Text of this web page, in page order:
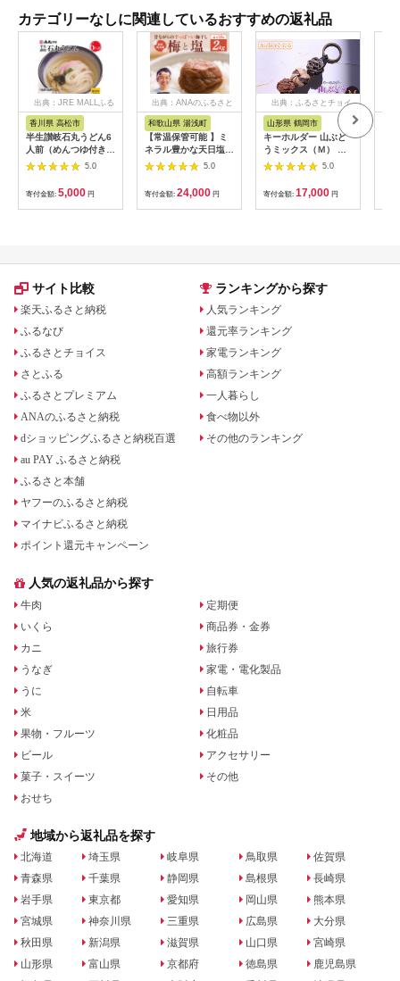
カテゴリーなしに関連しているおすすめの返礼品
出典：JRE MALLふる
さと納税
香川県 高松市
半生讃岐石丸うどん6
人前（めんつゆ付き）
麺300g×2袋
5.0
寄付金額: 5,000 円
出典：ANAのふるさと
和歌山県 湯浅町
【常温保管可能 】ミ
ネラル豊かな天日塩だ
けで漬けた無添加梅干
し2kg 梅ボーイズ｜
B201_EP6024
5.0
寄付金額: 24,000 円
出典：ふるさとチョイ
山形県 鶴岡市
キーホルダー 山ぶど
うミックス（Ｍ） 山
形県鶴岡市 アトリエ
かおる | 山葡萄 雑貨
キーホルダー ギフト
贈り物 お取り寄せ 返
礼品
5.0
寄付金額: 17,000 円
サイト比較
楽天ふるさと納税
ふるなび
ふるさとチョイス
さとふる
ふるさとプレミアム
ANAのふるさと納税
dショッピングふるさと納税百選
au PAY ふるさと納税
ふるさと本舗
ヤフーのふるさと納税
マイナビふるさと納税
ポイント還元キャンペーン
ランキングから探す
人気ランキング
還元率ランキング
家電ランキング
高額ランキング
一人暮らし
食べ物以外
その他のランキング
人気の返礼品から探す
牛肉
いくら
カニ
うなぎ
うに
米
果物・フルーツ
ビール
菓子・スイーツ
おせち
定期便
商品券・金券
旅行券
家電・電化製品
自転車
日用品
化粧品
アクセサリー
その他
地域から返礼品を探す
北海道
青森県
岩手県
宮城県
秋田県
山形県
埼玉県
千葉県
東京都
神奈川県
新潟県
富山県
岐阜県
静岡県
愛知県
三重県
滋賀県
京都府
鳥取県
島根県
岡山県
広島県
山口県
徳島県
佐賀県
長崎県
熊本県
大分県
宮崎県
鹿児島県